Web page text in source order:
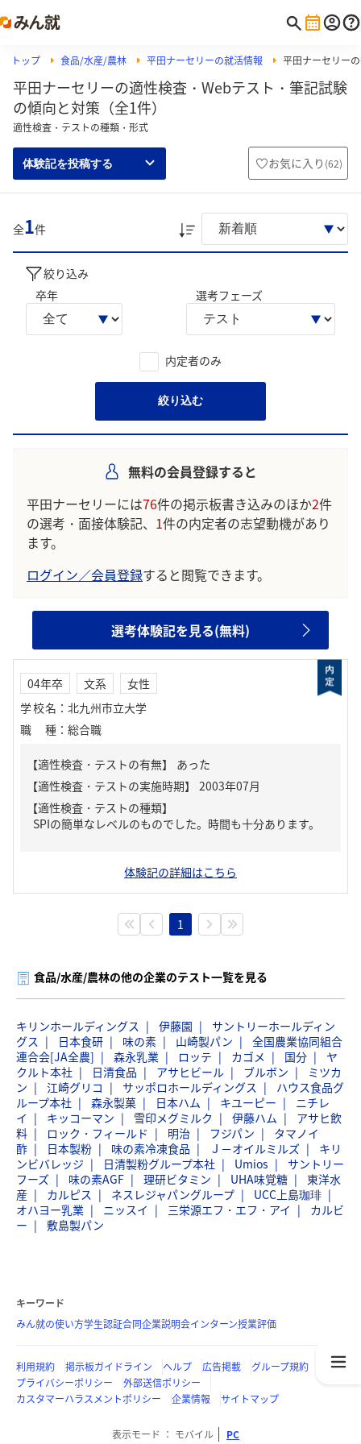
トップ 食品/水産/農林 平田ナーセリーの就活情報 平田ナーセリー
平田ナーセリーの適性検査・Webテスト・筆記試験
の傾向と対策（全1件）
適性検査・テストの種類・形式
体験記を投稿する お気に入り (62)
全1件
絞り込み
卒年
選考フェーズ
内定者のみ
絞り込む
無料の会員登録すると
平田ナーセリーには76件の掲示板書き込みのほか2件
の選考・面接体験記、 1件の内定者の志望動機があり
ます。
ログイン／会員登録すると閲覧できます。
選考体験記を見る(無料)
04年卒 文系
女性
学校名 ： 北九州市立大学
職種 ： 総合職
【適性検査・テストの有無】 あった
【適性検査・テストの種類】
SPIの簡単なレベルのものでした。時間も十分あります。
体験記の詳細はこちら
1
食品/水産/農林の他の企業のテスト一覧を見る
キリンホールディングス 伊藤園
サントリーホールディン
グス
日本食研 味の素 山崎製パン
全国農業協同組合
連合会[JA全農]
森永乳業 ロッテ カゴメ 国分
ヤ
クルト本社
日清食品 アサヒビール ブルボン
ミツカ
ン
江崎グリコ サッポロホールディングス
ハウス食品グ
ループ本社
森永製菓 日本ハム キユーピー
ニチレ
イ
キッコーマン 雪印メグミルク 伊藤ハム
アサヒ飲
料
ロック・フィールド 明治 フジパン
タマノイ
酢
日本製粉 味の素冷凍食品 Ｊ－オイルミルズ
キリ
ンビバレッジ
日清製粉グループ本社 Umios
サントリー
フーズ
味の素AGF 理研ビタミン UHA味覚糖
東洋水
産
カルピス ネスレジャパングループ
UCC上島珈琲
オハヨー乳業
ニッスイ 三栄源エフ・エフ・アイ
カルビ
ー
敷島製パン
キーワード
みん就の使い方学生認証合同企業説明会インターン授業評価
利用規約 掲示板ガイドライン ヘルプ 広告掲載
グループ規約
プライバシーポリシー
外部送信ポリシー
カスタマーハラスメントポリシー
企業情報 サイトマップ
表示モード モバイル PC